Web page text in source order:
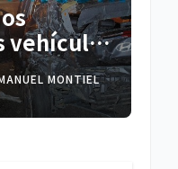
vehículos
MONTIEL